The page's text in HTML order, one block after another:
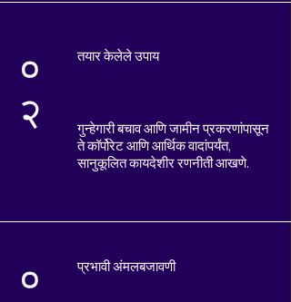
०
२
तयार केलेले उपाय
गुन्हेगारी बचाव आणि जामीन प्रकरणांपासून
ते कॉर्पोरेट आणि आर्थिक वादांपर्यंत,
सानुकूलित कायदेशीर रणनीती आखणे.
०
प्रभावी अंमलबजावणी